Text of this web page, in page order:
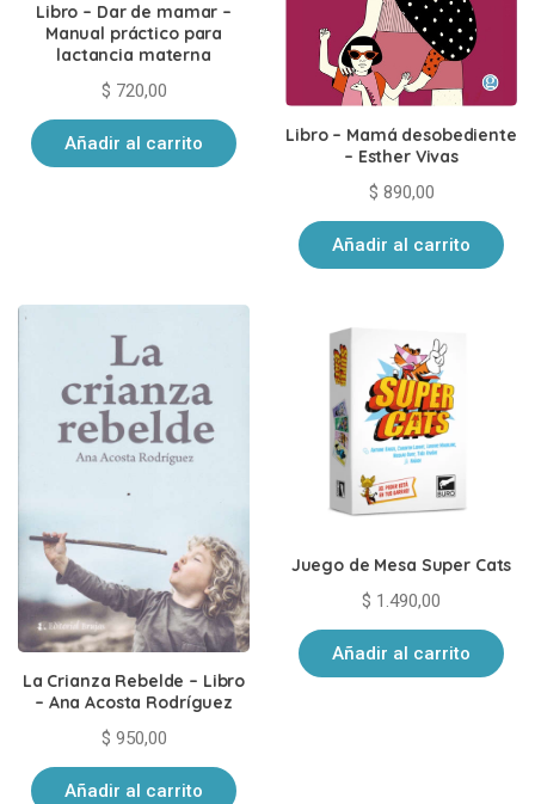
Libro – Dar de mamar –
Manual práctico para
lactancia materna
$ 720,00
Añadir al carrito
Libro – Mamá desobediente
– Esther Vivas
$ 890,00
Añadir al carrito
La Crianza Rebelde – Libro
– Ana Acosta Rodríguez
$ 950,00
Añadir al carrito
Juego de Mesa Super Cats
$ 1.490,00
Añadir al carrito